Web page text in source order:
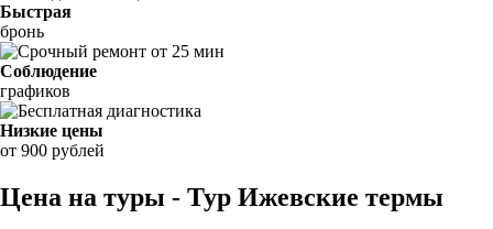
Быстрая
бронь
Соблюдение
графиков
Низкие цены
от 900 рублей
Цена на туры - Тур Ижевские термы